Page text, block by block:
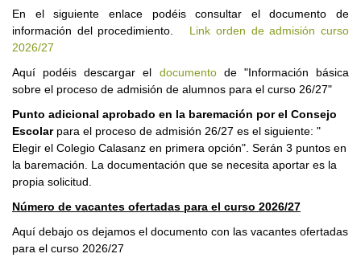
En el siguiente enlace podéis consultar el documento de
información del procedimiento. Link orden de admisión curso
2026/27
Aquí podéis descargar el documento de "Información básica
sobre el proceso de admisión de alumnos para el curso 26/27"
Punto adicional aprobado en la baremación por el Consejo
Escolar para el proceso de admisión 26/27 es el siguiente: "
Elegir el Colegio Calasanz en primera opción". Serán 3 puntos en
la baremación. La documentación que se necesita aportar es la
propia solicitud.
Número de vacantes ofertadas para el curso 2026/27
Aquí debajo os dejamos el documento con las vacantes ofertadas
para el curso 2026/27